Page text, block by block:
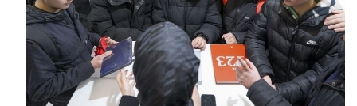
"Devletimiz tüm imkanlarıyla...
Farklı bölgelerde etkili olan sağanak ve fırtına nedeniyle
tarım...